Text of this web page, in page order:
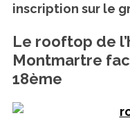
inscription sur le
Le rooftop de
Montmartre
18ème